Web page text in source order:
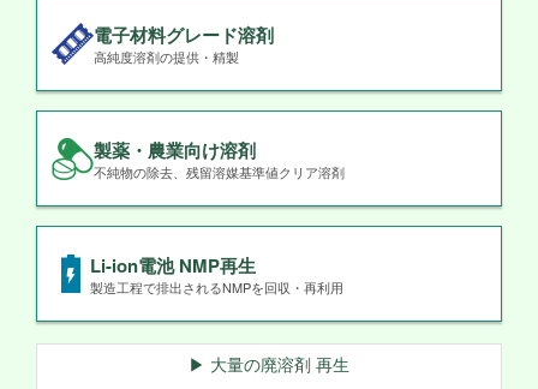
電子材料グレード溶剤
高純度溶剤の提供・精製
製薬・農業向け溶剤
不純物の除去、残留溶媒基準値クリア溶剤
Li-ion電池 NMP再生
製造工程で排出されるNMPを回収・再利用
▶ 大量の廃溶剤 再生